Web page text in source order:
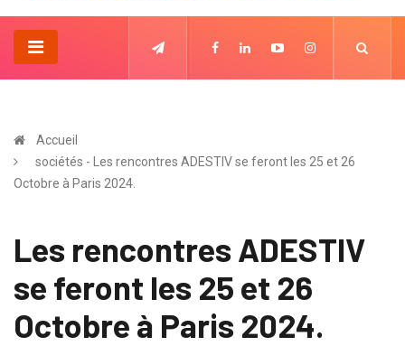
Accueil
sociétés - Les rencontres ADESTIV se feront les 25 et 26
Octobre à Paris 2024.
Les rencontres ADESTIV
se feront les 25 et 26
Octobre à Paris 2024.